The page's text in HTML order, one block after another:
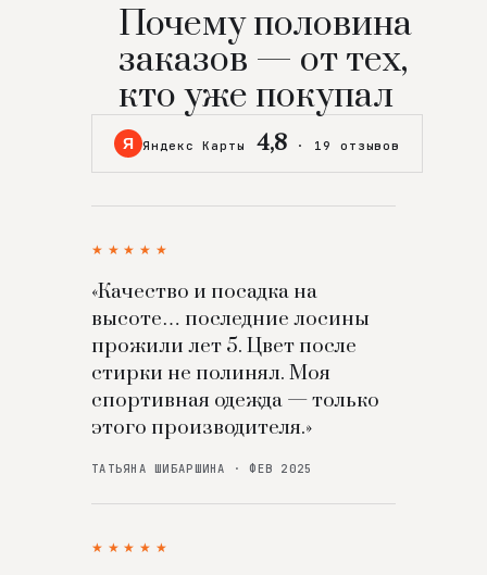
Почему половина
заказов — от тех,
кто уже покупал
Я Яндекс Карты 4,8 · 19 отзывов
★★★★★
«Качество и посадка на
высоте… последние лосины
прожили лет 5. Цвет после
стирки не полинял. Моя
спортивная одежда — только
этого производителя.»
ТАТЬЯНА ШИБАРШИНА · ФЕВ 2025
★★★★★